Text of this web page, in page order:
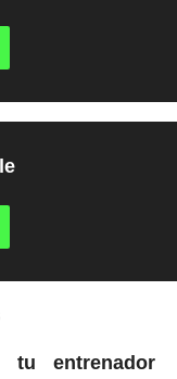
tu entrenador